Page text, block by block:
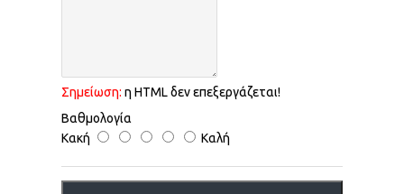
Σημείωση: η HTML δεν επεξεργάζεται!
Βαθμολογία
Κακή
Καλή